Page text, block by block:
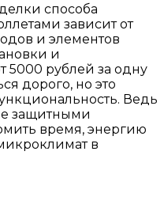
способа
зависит от
и элементов
и
5000 рублей за одну
дорого, но это
Ведь
защитными
время, энергию
в